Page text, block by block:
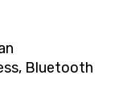
Bluetooth